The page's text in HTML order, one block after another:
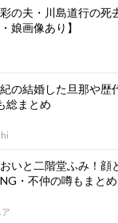
の夫・川島道行の死
娘画像あり】
の結婚した旦那や歴
総まとめ
いと二階堂ふみ！顔
NG・不仲の噂もまとめ